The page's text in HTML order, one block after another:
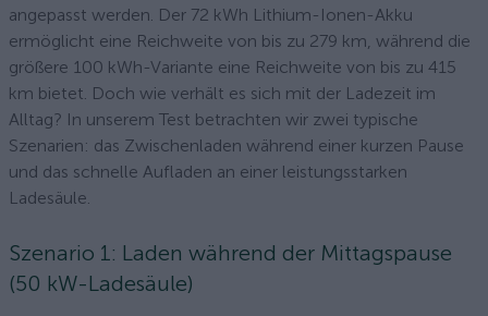
angepasst werden. Der 72 kWh Lithium-Ionen-Akku
ermöglicht eine Reichweite von bis zu 279 km, während die
größere 100 kWh-Variante eine Reichweite von bis zu 415
km bietet. Doch wie verhält es sich mit der Ladezeit im
Alltag? In unserem Test betrachten wir zwei typische
Szenarien: das Zwischenladen während einer kurzen Pause
und das schnelle Aufladen an einer leistungsstarken
Ladesäule.
Szenario 1: Laden während der Mittagspause
(50 kW-Ladesäule)